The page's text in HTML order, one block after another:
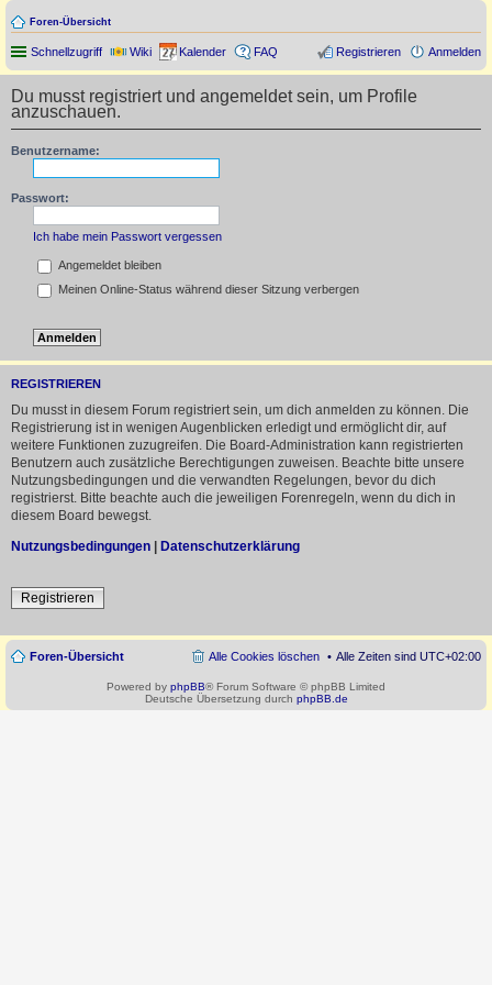
Foren-Übersicht
Schnellzugriff Wiki Kalender FAQ Anmelden
Registrieren
Du musst registriert und angemeldet sein, um Profile
anzuschauen.
Benutzername:
Passwort:
Ich habe mein Passwort vergessen
Angemeldet bleiben
Meinen Online-Status während dieser Sitzung verbergen
REGISTRIEREN
Du musst in diesem Forum registriert sein, um dich anmelden zu können. Die
Registrierung ist in wenigen Augenblicken erledigt und ermöglicht dir, auf
weitere Funktionen zuzugreifen. Die Board-Administration kann registrierten
Benutzern auch zusätzliche Berechtigungen zuweisen. Beachte bitte unsere
Nutzungsbedingungen und die verwandten Regelungen, bevor du dich
registrierst. Bitte beachte auch die jeweiligen Forenregeln, wenn du dich in
diesem Board bewegst.
Nutzungsbedingungen | Datenschutzerklärung
Registrieren
Foren-Übersicht Alle Zeiten sind UTC+02:00
Alle Cookies löschen
Powered by phpBB® Forum Software © phpBB Limited
Deutsche Übersetzung durch phpBB.de